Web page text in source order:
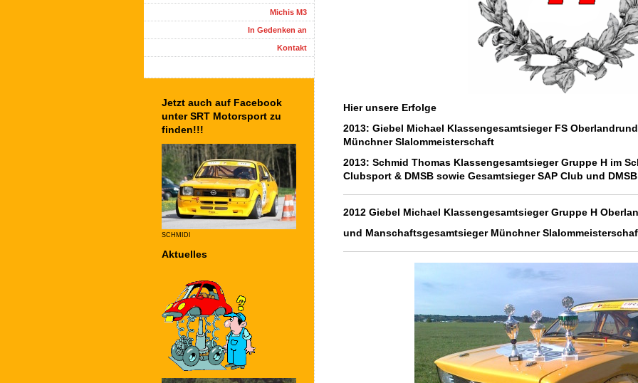
Hier unsere Erfolge
2013: Giebel Michael Klassengesamtsieger FS
Münchner Slalommeisterschaft
2013: Schmid Thomas Klassengesamtsieger Gruppe H im
Clubsport & DMSB sowie Gesamtsieger SAP Club und DMSB
2012 Giebel Michael Klassengesamtsieger Gruppe H
und Manschaftsgesamtsieger Münchner
Michis M3
In Gedenken an
Kontakt
Jetzt auch auf Facebook
unter SRT Motorsport zu
finden!!!
SCHMIDI
Aktuelles